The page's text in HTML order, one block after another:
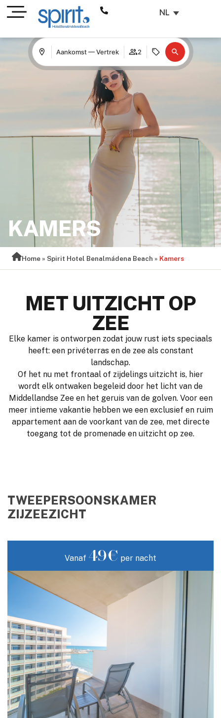
NL
Aankomst — Vertrek 2
KAMERS
Home »Spirit Hotel Benalmádena Beach » Kamers
MET UITZICHT OP
ZEE
Elke kamer is ontworpen zodat jouw rust iets speciaals
heeft: een privéterras en de zee als constant
landschap.
Of het nu met frontaal of zijdelings uitzicht is, hier
wordt elk ontwaken begeleid door het licht van de
Middellandse Zee en het geruis van de golven. Voor een
meer intieme vakantie hebben we een exclusief en ruim
appartement aan de voorkant van de zee, met directe
toegang tot de promenade en uitzicht op zee.
TWEEPERSOONSKAMER
ZIJZEEZICHT
Vanaf 49€ per nacht